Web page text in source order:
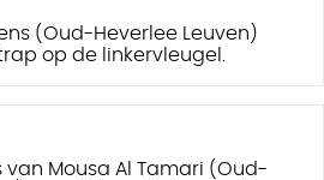
(Oud-Heverlee Leuven)
op de linkervleugel.
van Mousa Al Tamari (Oud-